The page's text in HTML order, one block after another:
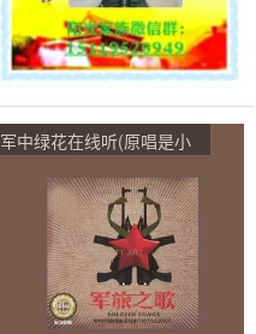
军中绿花在线听(原唱是小